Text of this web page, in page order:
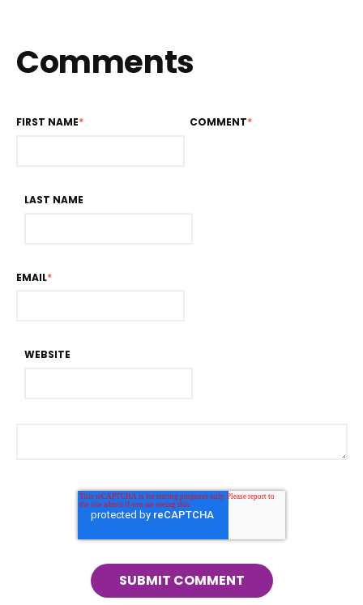
Comments
FIRST NAME*
LAST NAME
EMAIL*
WEBSITE
COMMENT*